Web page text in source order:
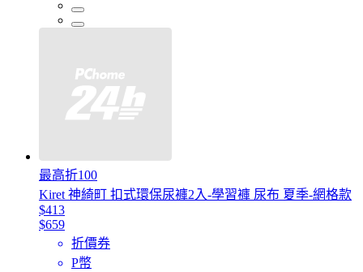
最高折100
Kiret 神綺町 扣式環保尿褲2入-學習褲 尿布 夏季-網格款
$413
$659
折價券
P幣